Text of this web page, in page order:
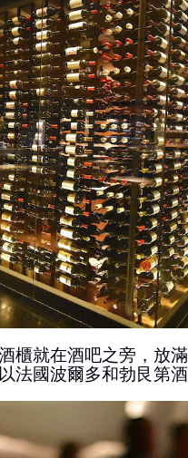
櫃就在酒吧之旁，放
法國波爾多和勃艮第